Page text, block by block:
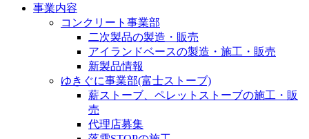
事業内容
コンクリート事業部
二次製品の製造・販売
アイランドベースの製造・施工・販売
新製品情報
ゆきぐに事業部(富士ストーブ)
薪ストーブ、ペレットストーブの施工・販
売
代理店募集